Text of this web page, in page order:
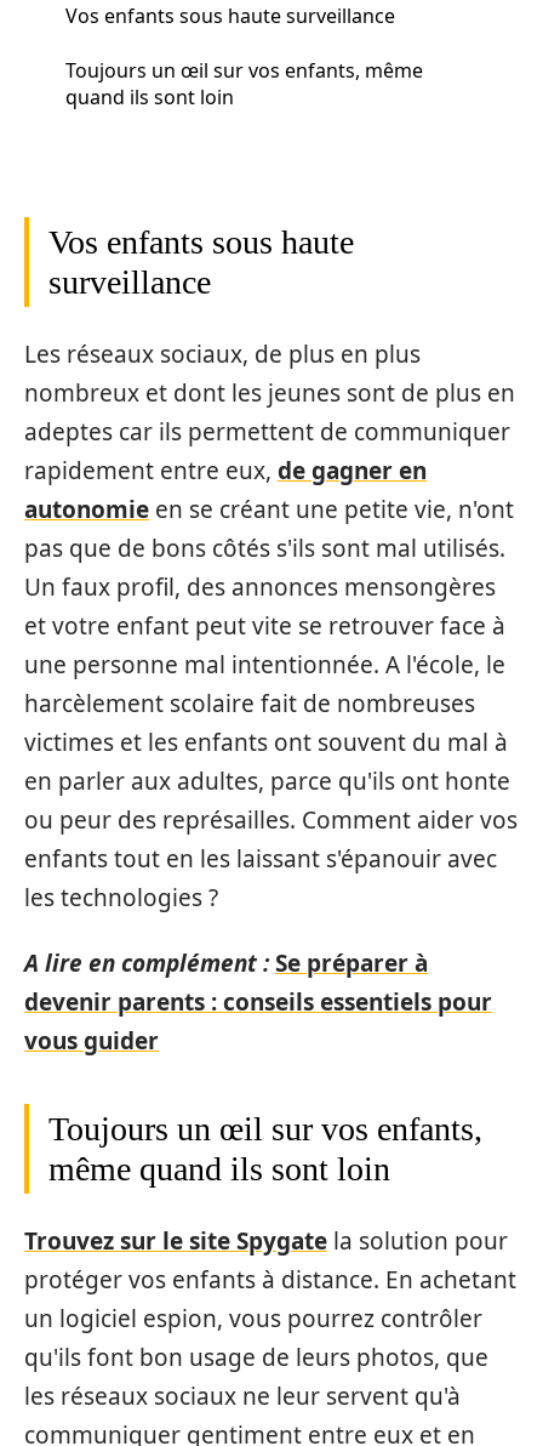
Vos enfants sous haute surveillance
Toujours un œil sur vos enfants, même
quand ils sont loin
Vos enfants sous haute
surveillance
Les réseaux sociaux, de plus en plus
nombreux et dont les jeunes sont de plus en
adeptes car ils permettent de communiquer
rapidement entre eux, de gagner en
autonomie en se créant une petite vie, n'ont
pas que de bons côtés s'ils sont mal utilisés.
Un faux profil, des annonces mensongères
et votre enfant peut vite se retrouver face à
une personne mal intentionnée. A l'école, le
harcèlement scolaire fait de nombreuses
victimes et les enfants ont souvent du mal à
en parler aux adultes, parce qu'ils ont honte
ou peur des représailles. Comment aider vos
enfants tout en les laissant s'épanouir avec
les technologies ?
A lire en complément :Se préparer à
devenir parents : conseils essentiels pour
vous guider
Toujours un œil sur vos enfants,
même quand ils sont loin
Trouvez sur le site Spygate la solution pour
protéger vos enfants à distance. En achetant
un logiciel espion, vous pourrez contrôler
qu'ils font bon usage de leurs photos, que
les réseaux sociaux ne leur servent qu'à
communiquer gentiment entre eux et en